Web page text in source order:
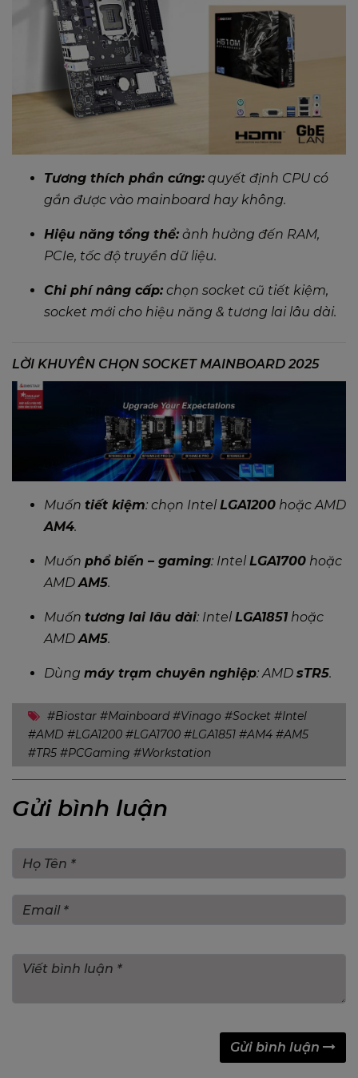
Tương thích phần cứng: quyết định CPU có
gắn được vào mainboard hay không.
Hiệu năng tổng thể: ảnh hưởng đến RAM,
PCIe, tốc độ truyền dữ liệu.
Chi phí nâng cấp: chọn socket cũ tiết kiệm,
socket mới cho hiệu năng & tương lai lâu dài.
LỜI KHUYÊN CHỌN SOCKET MAINBOARD 2025
Muốn tiết kiệm: chọn Intel LGA1200 hoặc AMD
AM4.
Muốn phổ biến – gaming: Intel LGA1700 hoặc
AMDAM5.
Muốn tương lai lâu dài: Intel LGA1851hoặc
AMDAM5.
Dùng máy trạm chuyên nghiệp: AMD sTR5.
#Biostar #Mainboard #Vinago #Socket #Intel
#AMD #LGA1200 #LGA1700 #LGA1851 #AM4 #AM5
#TR5 #PCGaming #Workstation
Gửi bình luận
Gửi bình luận